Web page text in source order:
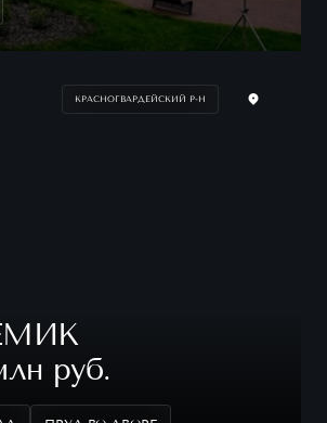
КРАСНОГВАРДЕЙСКИЙ Р-Н
руб.